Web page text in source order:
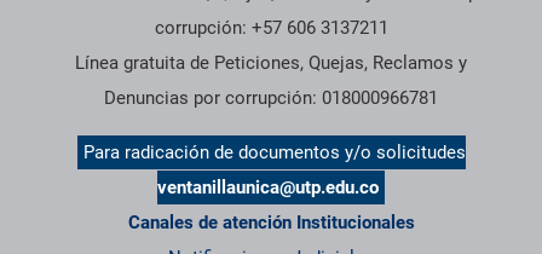
corrupción: +57 606 3137211
Línea gratuita de Peticiones, Quejas, Reclamos y
Denuncias por corrupción: 018000966781
Para radicación de documentos y/o solicitudes
ventanillaunica@utp.edu.co
Canales de atención Institucionales